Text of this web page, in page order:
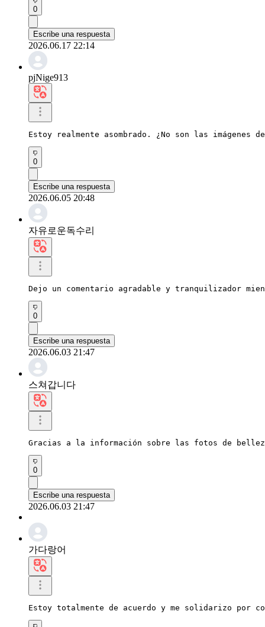
0
Escribe una respuesta
2026.06.17 22:14
pjNige913
Estoy realmente asombrado. ¿No son las imágenes
0
Escribe una respuesta
2026.06.05 20:48
자유로운독수리
Dejo un comentario agradable y tranquilizador
0
Escribe una respuesta
2026.06.03 21:47
스쳐갑니다
Gracias a la información sobre las fotos de
0
Escribe una respuesta
2026.06.03 21:47
가다랑어
Estoy totalmente de acuerdo y me solidarizo por